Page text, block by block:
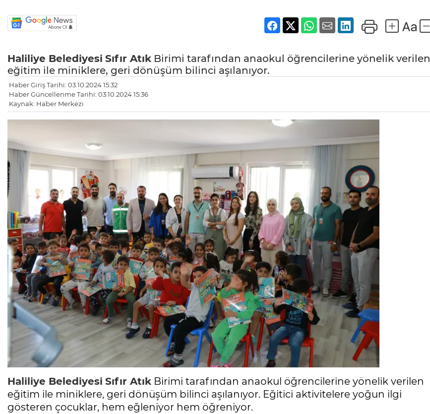
Haliliye Belediyesi Sıfır Atık Birimi tarafından anaokul öğrencilerine yönelik verilen
eğitim ile miniklere, geri dönüşüm bilinci aşılanıyor.
Haber Giriş Tarihi: 03.10.2024 15:32
Haber Güncellenme Tarihi: 03.10.2024 15:36
Kaynak: Haber Merkezi
Haliliye Belediyesi Sıfır Atık Birimi tarafından anaokul öğrencilerine yönelik verilen
eğitim ile miniklere, geri dönüşüm bilinci aşılanıyor. Eğitici aktivitelere yoğun ilgi
gösteren çocuklar, hem eğleniyor hem öğreniyor.